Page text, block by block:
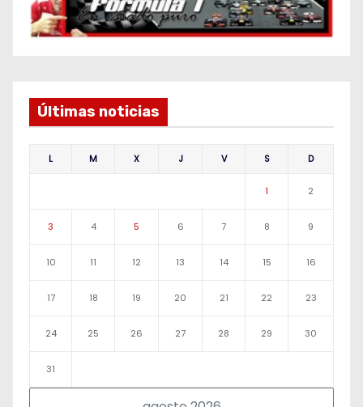
Últimas noticias
L M X J V S D
1 2
3 4 5 6 7 8 9
10 11 12 13 14 15 16
17 18 19 20 21 22 23
24 25 26 27 28 29 30
31